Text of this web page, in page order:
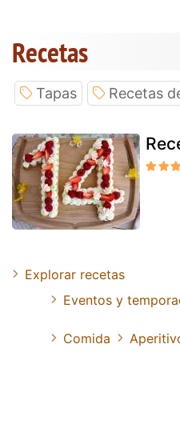
Recetas
Tapas Recetas
Explorar recetas
Eventos y
Comida